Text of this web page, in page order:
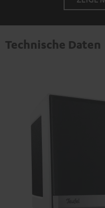
Technische Daten